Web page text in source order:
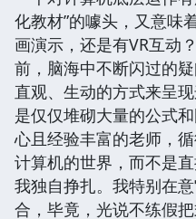
化教材”的噱头，又意味
画演示，还是有VR互动
前，脑海中不断闪过的
直观、生动的方式来呈
是仅仅堆砌大量的公式
心且经验丰富的老师，
计算机的世界，而不是
我独自挣扎。我特别在
合，毕竟，光说不练假